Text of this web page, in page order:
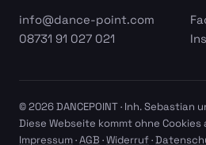
info@dance-point.com
08731 91 027 021
© 2026 DANCEPOINT · Inh. Sebastian
Diese Webseite kommt ohne Cookies
Impressum·AGB ·Widerruf·